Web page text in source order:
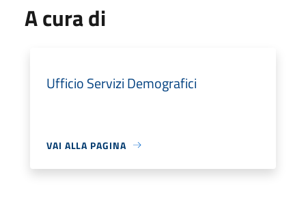
A cura di
Ufficio Servizi Demografici
VAI ALLA PAGINA